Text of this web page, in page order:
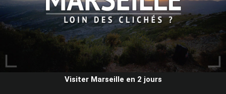
Visiter Marseille en 2 jours